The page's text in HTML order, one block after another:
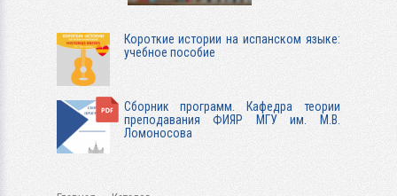
Короткие истории на испанском языке:
учебное пособие
Сборник программ. Кафедра теории
преподавания ФИЯР МГУ им. М.В.
Ломоносова